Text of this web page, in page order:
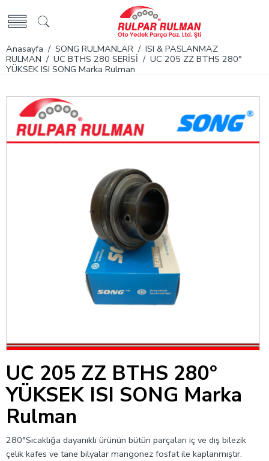
Anasayfa / SONG RULMANLAR / ISI & PASLANMAZ
RULMAN / UC BTHS 280 SERİSİ / UC 205 ZZ BTHS 280°
YÜKSEK ISI SONG Marka Rulman
UC 205 ZZ BTHS 280°
YÜKSEK ISI SONG Marka
Rulman
280°Sıcaklığa dayanıklı ürünün bütün parçaları iç ve dış bilezik
çelik kafes ve tane bilyalar mangonez fosfat ile kaplanmıştır.